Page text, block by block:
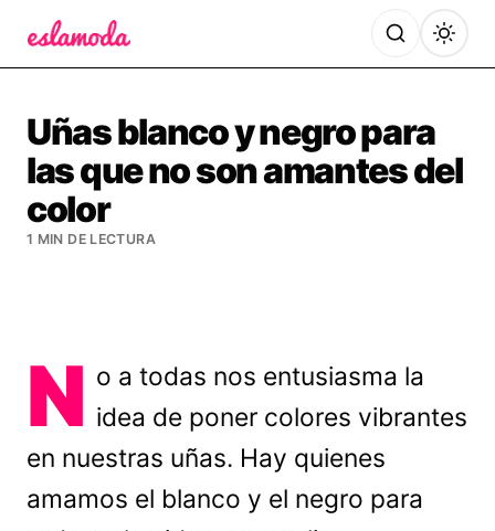
Uñas blanco y negro para
las que no son amantes del
color
1 MIN DE LECTURA
N o a todas nos entusiasma la
idea de poner colores vibrantes
en nuestras uñas. Hay quienes
amamos el blanco y el negro para